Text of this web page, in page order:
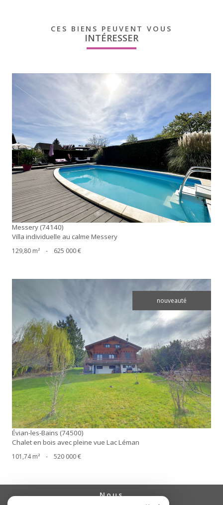
CES BIENS PEUVENT VOUS
INTÉRESSER
voir le bien
Messery (74140)
Villa individuelle au calme Messery
129,80 m² - 625 000 €
nouveauté
voir le bien
Évian-les-Bains (74500)
Chalet en bois avec pleine vue Lac Léman
101,74 m² - 520 000 €
nous